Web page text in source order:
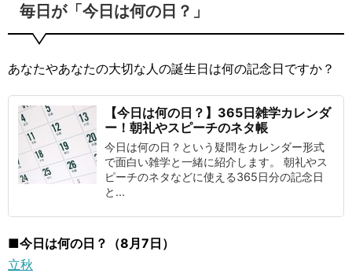
毎日が「今日は何の日？」
あなたやあなたの大切な人の誕生日は何の記念日ですか？
【今日は何の日？】365日雑学カレンダ
ー！朝礼やスピーチのネタ帳
今日は何の日？という疑問をカレンダー形式
で面白い雑学と一緒に紹介します。 朝礼やス
ピーチのネタなどに使える365日分の記念日
と...
■今日は何の日？（8月7日）
立秋